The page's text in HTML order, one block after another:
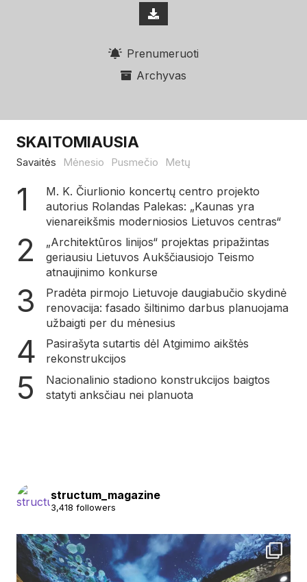
Prenumeruoti
Archyvas
SKAITOMIAUSIA
Savaitės Mėnesio Pusmečio Metų
M. K. Čiurlionio koncertų centro projekto
autorius Rolandas Palekas: „Kaunas yra
vienareikšmis moderniosios Lietuvos centras“
„Architektūros linijos“ projektas pripažintas
geriausiu Lietuvos Aukščiausiojo Teismo
atnaujinimo konkurse
Pradėta pirmojo Lietuvoje daugiabučio skydinė
renovacija: fasado šiltinimo darbus planuojama
užbaigti per du mėnesius
Pasirašyta sutartis dėl Atgimimo aikštės
rekonstrukcijos
Nacionalinio stadiono konstrukcijos baigtos
statyti anksčiau nei planuota
structum_magazine
3,418 followers